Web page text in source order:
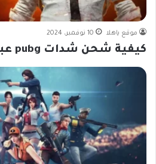
موقع ياهلا 10 نوفمبر، 2024
كيفية شحن شدات pubg عبر Id مجانا ؟